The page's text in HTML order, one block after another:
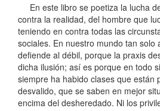
En este libro se poetiza la lucha
contra la realidad, del hombre que
teniendo en contra todas las
sociales. En nuestro mundo tan solo
defiende al débil, porque la praxis
dicha ilusión; así es porque en todo
siempre ha habido clases que están
desvalido, que se saben en mejor
encima del desheredado. Ni los